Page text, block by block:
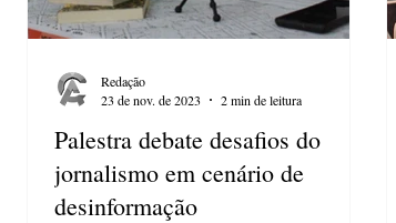
Palestra debate desafios do
jornalismo em cenário de
desinformação
Redação
23 de nov. de 2023
2 min de leitura